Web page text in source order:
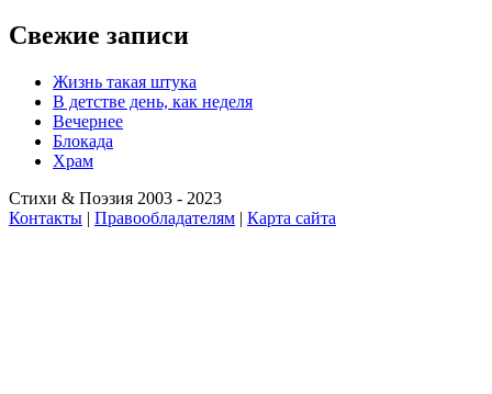
Свежие записи
Жизнь такая штука
В детстве день, как неделя
Вечернее
Блокада
Храм
Стихи & Поэзия 2003 - 2023
Контакты | Правообладателям | Карта сайта